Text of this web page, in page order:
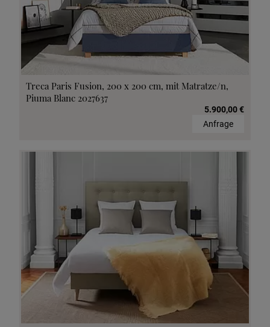
Treca Paris Fusion, 200 x 200 cm, mit Matratze/n,
Piuma Blanc 2027637
5.900,00 €
Anfrage